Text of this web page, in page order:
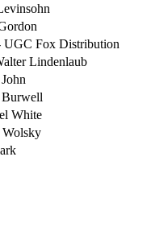
UGC Fox Distribution
Lindenlaub
Burwell
White